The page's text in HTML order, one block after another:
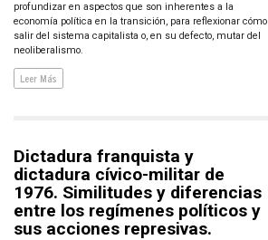
profundizar en aspectos que son inherentes a la
economía política en la transición, para reflexionar cómo
salir del sistema capitalista o, en su defecto, mutar del
neoliberalismo.
Leer Más
Dictadura franquista y
dictadura cívico-militar de
1976. Similitudes y diferencias
entre los regímenes políticos y
sus acciones represivas.